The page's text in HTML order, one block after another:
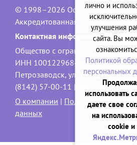
© 1998–2026 Официальный
Аккредитованная IT-компания,
Контактная информация:
Общество с ограниченной
ИНН 1001229684, ОГРН
Петрозаводск, ул. Володарского,
(8142) 57-00-11 |
data@onego.ru
О компании | Политика
данных
лично и
улучшения
сайта. Вы
Политикой
персональных
использовать
даете свое
на
cookie и